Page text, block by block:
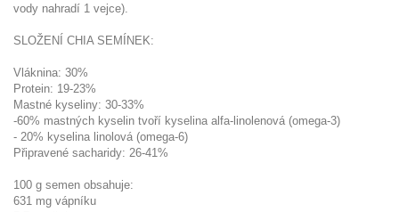
vody nahradí 1 vejce).
SLOŽENÍ CHIA SEMÍNEK:
Vláknina: 30%
Protein: 19-23%
Mastné kyseliny: 30-33%
-60% mastných kyselin tvoří kyselina alfa-linolenová (omega-3)
- 20% kyselina linolová (omega-6)
Připravené sacharidy: 26-41%
100 g semen obsahuje:
631 mg vápníku